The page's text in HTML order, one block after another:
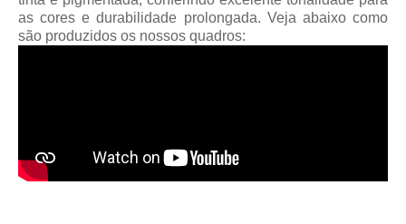
as cores e durabilidade prolongada. Veja abaixo como
são produzidos os nossos quadros: